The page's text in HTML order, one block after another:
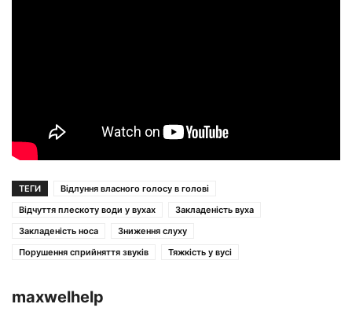
ТЕГИ
Відлуння власного голосу в голові
Відчуття плескоту води у вухах
Закладеність вуха
Закладеність носа
Зниження слуху
Порушення сприйняття звуків
Тяжкість у вусі
maxwelhelp